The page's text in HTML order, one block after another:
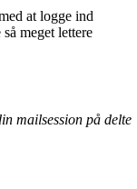
at logge ind
meget lettere
mailsession på delte